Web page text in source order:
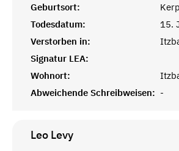
Geburtsort:
Todesdatum:
15.
Verstorben in:
Signatur LEA:
Wohnort:
Abweichende Schreibweisen: -
Leo Levy